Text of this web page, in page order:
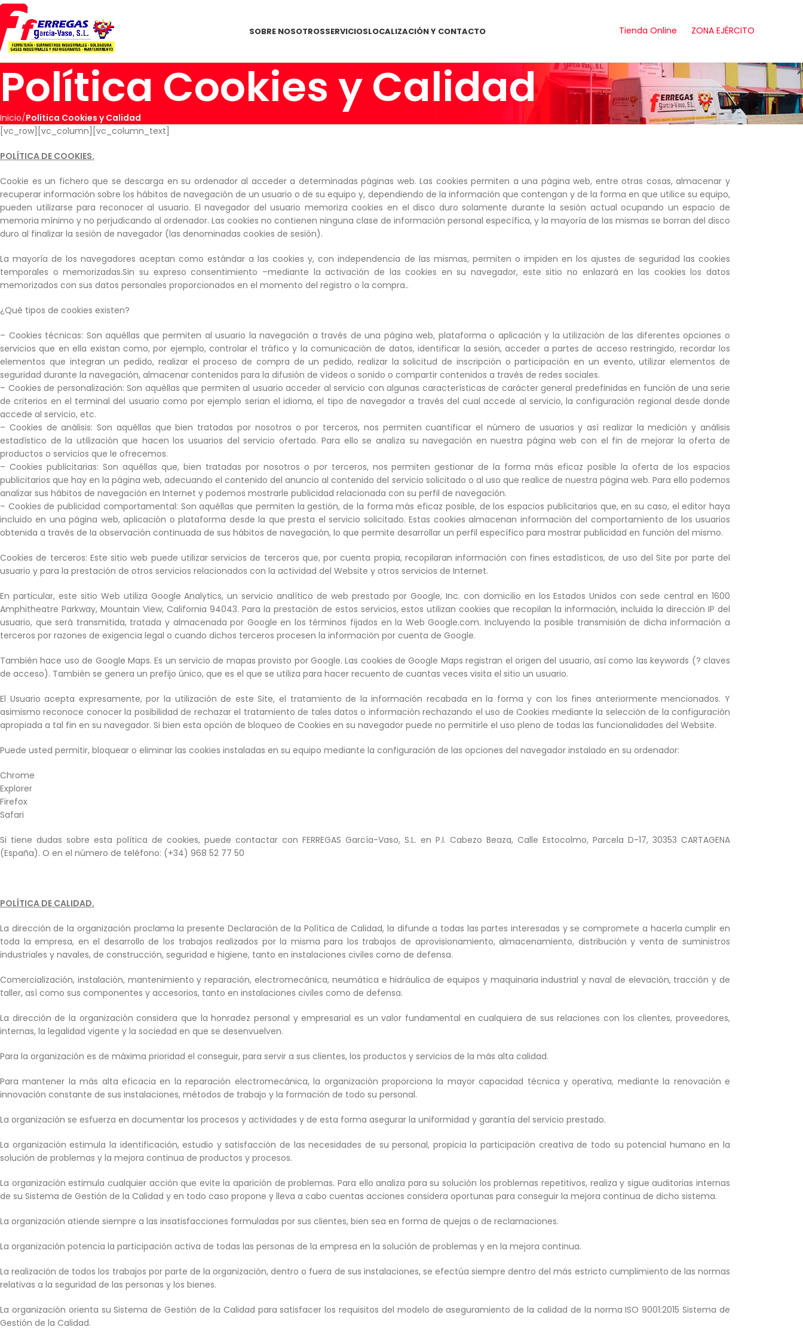
SOBRE NOSOTROSSERVICIOSLOCALIZACIÓN Y CONTACTO Tienda Online ZONA EJÉRCITO
Política Cookies y Calidad
Inicio Política Cookies y Calidad
[vc_row][vc_column][vc_column_text]
POLÍTICA DE COOKIES.
Cookie es un fichero que se descarga en su ordenador al acceder a determinadas páginas web. Las cookies permiten a una página web, entre otras cosas, almacenar y
recuperar información sobre los hábitos de navegación de un usuario o de su equipo y, dependiendo de la información que contengan y de la forma en que utilice su equipo,
pueden utilizarse para reconocer al usuario. El navegador del usuario memoriza cookies en el disco duro solamente durante la sesión actual ocupando un espacio de
memoria mínimo y no perjudicando al ordenador. Las cookies no contienen ninguna clase de información personal específica, y la mayoría de las mismas se borran del disco
duro al finalizar la sesión de navegador (las denominadas cookies de sesión).
La mayoría de los navegadores aceptan como estándar a las cookies y, con independencia de las mismas, permiten o impiden en los ajustes de seguridad las cookies
temporales o memorizadas.Sin su expreso consentimiento –mediante la activación de las cookies en su navegador, este sitio no enlazará en las cookies los datos
memorizados con sus datos personales proporcionados en el momento del registro o la compra..
¿Qué tipos de cookies existen?
– Cookies técnicas: Son aquéllas que permiten al usuario la navegación a través de una página web, plataforma o aplicación y la utilización de las diferentes opciones o
servicios que en ella existan como, por ejemplo, controlar el tráfico y la comunicación de datos, identificar la sesión, acceder a partes de acceso restringido, recordar los
elementos que integran un pedido, realizar el proceso de compra de un pedido, realizar la solicitud de inscripción o participación en un evento, utilizar elementos de
seguridad durante la navegación, almacenar contenidos para la difusión de vídeos o sonido o compartir contenidos a través de redes sociales.
– Cookies de personalización: Son aquéllas que permiten al usuario acceder al servicio con algunas características de carácter general predefinidas en función de una serie
de criterios en el terminal del usuario como por ejemplo serian el idioma, el tipo de navegador a través del cual accede al servicio, la configuración regional desde donde
accede al servicio, etc.
– Cookies de análisis: Son aquéllas que bien tratadas por nosotros o por terceros, nos permiten cuantificar el número de usuarios y así realizar la medición y análisis
estadístico de la utilización que hacen los usuarios del servicio ofertado. Para ello se analiza su navegación en nuestra página web con el fin de mejorar la oferta de
productos o servicios que le ofrecemos.
– Cookies publicitarias: Son aquéllas que, bien tratadas por nosotros o por terceros, nos permiten gestionar de la forma más eficaz posible la oferta de los espacios
publicitarios que hay en la página web, adecuando el contenido del anuncio al contenido del servicio solicitado o al uso que realice de nuestra página web. Para ello podemos
analizar sus hábitos de navegación en Internet y podemos mostrarle publicidad relacionada con su perfil de navegación.
– Cookies de publicidad comportamental: Son aquéllas que permiten la gestión, de la forma más eficaz posible, de los espacios publicitarios que, en su caso, el editor haya
incluido en una página web, aplicación o plataforma desde la que presta el servicio solicitado. Estas cookies almacenan información del comportamiento de los usuarios
obtenida a través de la observación continuada de sus hábitos de navegación, lo que permite desarrollar un perfil específico para mostrar publicidad en función del mismo.
Cookies de terceros: Este sitio web puede utilizar servicios de terceros que, por cuenta propia, recopilaran información con fines estadísticos, de uso del Site por parte del
usuario y para la prestación de otros servicios relacionados con la actividad del Website y otros servicios de Internet.
En particular, este sitio Web utiliza Google Analytics, un servicio analítico de web prestado por Google, Inc. con domicilio en los Estados Unidos con sede central en 1600
Amphitheatre Parkway, Mountain View, California 94043. Para la prestación de estos servicios, estos utilizan cookies que recopilan la información, incluida la dirección IP del
usuario, que será transmitida, tratada y almacenada por Google en los términos fijados en la Web Google.com. Incluyendo la posible transmisión de dicha información a
terceros por razones de exigencia legal o cuando dichos terceros procesen la información por cuenta de Google.
También hace uso de Google Maps. Es un servicio de mapas provisto por Google. Las cookies de Google Maps registran el origen del usuario, así como las keywords (? claves
de acceso). También se genera un prefijo único, que es el que se utiliza para hacer recuento de cuantas veces visita el sitio un usuario.
El Usuario acepta expresamente, por la utilización de este Site, el tratamiento de la información recabada en la forma y con los fines anteriormente mencionados. Y
asimismo reconoce conocer la posibilidad de rechazar el tratamiento de tales datos o información rechazando el uso de Cookies mediante la selección de la configuración
apropiada a tal fin en su navegador. Si bien esta opción de bloqueo de Cookies en su navegador puede no permitirle el uso pleno de todas las funcionalidades del Website.
Puede usted permitir, bloquear o eliminar las cookies instaladas en su equipo mediante la configuración de las opciones del navegador instalado en su ordenador:
Chrome
Explorer
Firefox
Safari
Si tiene dudas sobre esta política de cookies, puede contactar con FERREGAS García-Vaso, S.L. en P.I. Cabezo Beaza, Calle Estocolmo, Parcela D-17, 30353 CARTAGENA
(España). O en el número de teléfono: (+34) 968 52 77 50
POLÍTICA DE CALIDAD.
La dirección de la organización proclama la presente Declaración de la Política de Calidad, la difunde a todas las partes interesadas y se compromete a hacerla cumplir en
toda la empresa, en el desarrollo de los trabajos realizados por la misma para los trabajos de aprovisionamiento, almacenamiento, distribución y venta de suministros
industriales y navales, de construcción, seguridad e higiene, tanto en instalaciones civiles como de defensa.
Comercialización, instalación, mantenimiento y reparación, electromecánica, neumática e hidráulica de equipos y maquinaria industrial y naval de elevación, tracción y de
taller, así como sus componentes y accesorios, tanto en instalaciones civiles como de defensa.
La dirección de la organización considera que la honradez personal y empresarial es un valor fundamental en cualquiera de sus relaciones con los clientes, proveedores,
internas, la legalidad vigente y la sociedad en que se desenvuelven.
Para la organización es de máxima prioridad el conseguir, para servir a sus clientes, los productos y servicios de la más alta calidad.
Para mantener la más alta eficacia en la reparación electromecánica, la organización proporciona la mayor capacidad técnica y operativa, mediante la renovación e
innovación constante de sus instalaciones, métodos de trabajo y la formación de todo su personal.
La organización se esfuerza en documentar los procesos y actividades y de esta forma asegurar la uniformidad y garantía del servicio prestado.
La organización estimula la identificación, estudio y satisfacción de las necesidades de su personal, propicia la participación creativa de todo su potencial humano en la
solución de problemas y la mejora continua de productos y procesos.
La organización estimula cualquier acción que evite la aparición de problemas. Para ello analiza para su solución los problemas repetitivos, realiza y sigue auditorias internas
de su Sistema de Gestión de la Calidad y en todo caso propone y lleva a cabo cuentas acciones considera oportunas para conseguir la mejora continua de dicho sistema.
La organización atiende siempre a las insatisfacciones formuladas por sus clientes, bien sea en forma de quejas o de reclamaciones.
La organización potencia la participación activa de todas las personas de la empresa en la solución de problemas y en la mejora continua.
La realización de todos los trabajos por parte de la organización, dentro o fuera de sus instalaciones, se efectúa siempre dentro del más estricto cumplimiento de las normas
relativas a la seguridad de las personas y los bienes.
La organización orienta su Sistema de Gestión de la Calidad para satisfacer los requisitos del modelo de aseguramiento de la calidad de la norma ISO 9001:2015 Sistema de
Gestión de la Calidad.